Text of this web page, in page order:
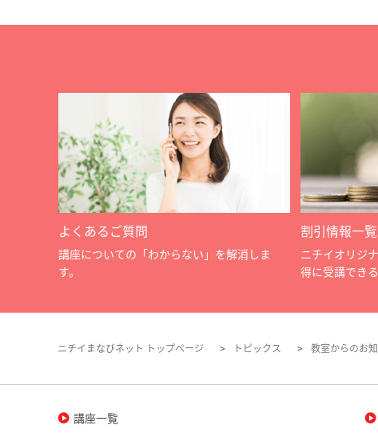
よくあるご質問
講座についての「わからない」を解消しま
す。
割引情報一覧
ニチイオリジ
得に受講でき
ニチイまなびネット トップページ トピックス 教室からのお
講座一覧